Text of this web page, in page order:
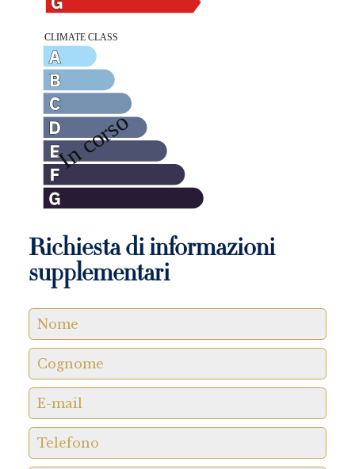
Richiesta di informazioni
supplementari